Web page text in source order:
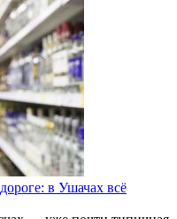
в Ушачах всё